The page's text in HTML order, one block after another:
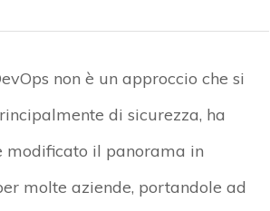
non è un approccio che si
di sicurezza, ha
modificato il panorama in
molte aziende, portandole ad